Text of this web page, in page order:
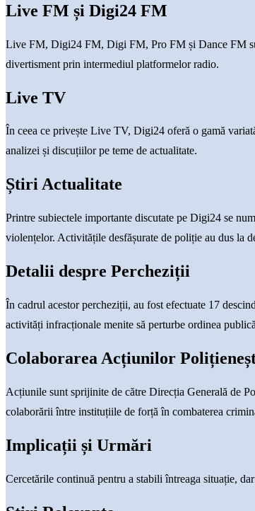
Live FM și Digi24 FM
Live FM, Digi24 FM, Digi FM, Pro FM și Dance FM
divertisment prin intermediul platformelor radio.
Live TV
În ceea ce privește Live TV, Digi24 oferă o gamă
analizei și discuțiilor pe teme de actualitate.
Știri Actualitate
Printre subiectele importante discutate pe Digi24 se
violențelor. Activitățile desfășurate de poliție au dus la
Detalii despre Percheziții
În cadrul acestor percheziții, au fost efectuate 17
activități infracționale menite să perturbe ordinea
Colaborarea Acțiunilor
Acțiunile sunt sprijinite de către Direcția Generală de
colaborării între instituțiile de forță în combaterea
Implicații și Urmări
Cercetările continuă pentru a stabili întreaga situație,